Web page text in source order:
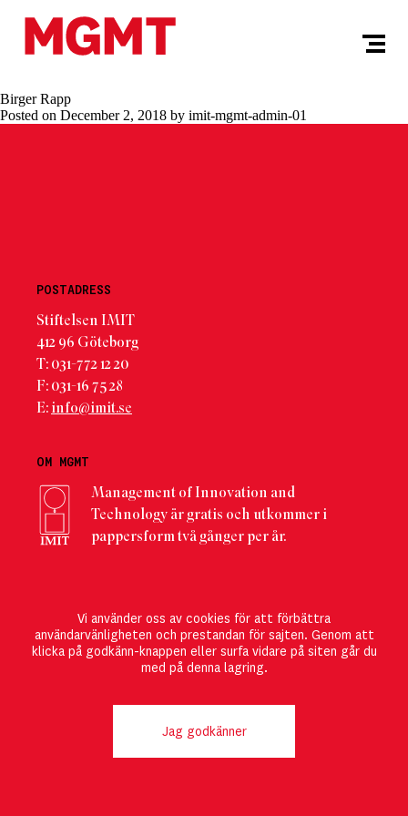
Birger Rapp
Posted on December 2, 2018 by imit-mgmt-admin-01
POSTADRESS
Stiftelsen IMIT
412 96 Göteborg
T: 031-772 12 20
F: 031-16 75 28
E: info@imit.se
OM MGMT
Management of Innovation and
Technology är gratis och utkommer i
pappersform två gånger per år.
Här kan du registrera digför att direkt ta del av det
senaste numret! Du kan ocksåändra din
eller välja att avsluta den
Vi använder oss av cookies för att förbättra
användarvänligheten och prestandan för sajten. Genom att
klicka på godkänn-knappen eller surfa vidare på siten går du
med på denna lagring.
Jag godkänner